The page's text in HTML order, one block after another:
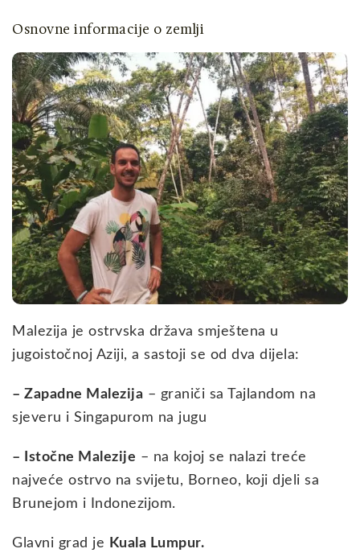
Osnovne informacije o zemlji
Malezija je ostrvska država smještena u
jugoistočnoj Aziji, a sastoji se od dva dijela:
– Zapadne Malezija – graniči sa Tajlandom na
sjeveru i Singapurom na jugu
– Istočne Malezije – na kojoj se nalazi treće
najveće ostrvo na svijetu, Borneo, koji djeli sa
Brunejom i Indonezijom.
Glavni grad je Kuala Lumpur.